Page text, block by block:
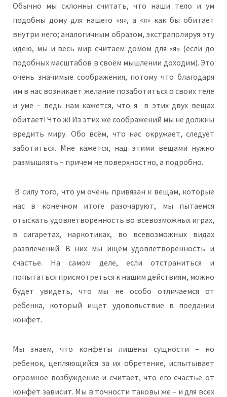
Обычно мы склонны считать, что наши тело и ум
подобны дому для нашего «я», а «я» как бы обитает
внутри него; аналогичным образом, экстраполируя эту
идею, мы и весь мир считаем домом для «я» (если до
подобных масштабов в своём мышлении доходим). Это
очень значимые соображения, потому что благодаря
им в нас возникает желание позаботиться о своих теле
и уме – ведь нам кажется, что я в этих двух вещах
обитает! Что ж! Из этих же соображений мы не должны
вредить миру. Обо всём, что нас окружает, следует
заботиться. Мне кажется, над этими вещами нужно
размышлять – причем не поверхностно, а подробно.
В силу того, что ум очень привязан к вещам, которые
нас в конечном итоге разочаруют, мы пытаемся
отыскать удовлетворенность во всевозможных играх,
в сигаретах, наркотиках, во всевозможных видах
развлечений. В них мы ищем удовлетворенность и
счастье. На самом деле, если отстраниться и
попытаться присмотреться к нашим действиям, можно
будет увидеть, что мы не особо отличаемся от
ребенка, который ищет удовольствие в поедании
конфет.
Мы знаем, что конфеты лишены сущности – но
ребенок, цепляющийся за их обретение, испытывает
огромное возбуждение и считает, что его счастье от
конфет зависит. Мы в точности таковы же – и для всех